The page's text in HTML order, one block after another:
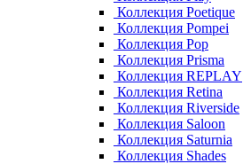
Коллекция Poetique
Коллекция Pompei
Коллекция Pop
Коллекция Prisma
Коллекция REPLAY
Коллекция Retina
Коллекция Riverside
Коллекция Saloon
Коллекция Saturnia
Коллекция Shades